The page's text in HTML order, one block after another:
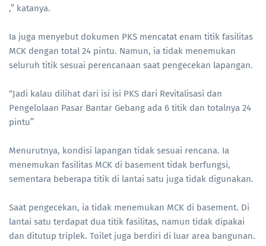
,” katanya.
Ia juga menyebut dokumen PKS mencatat enam titik fasilitas
MCK dengan total 24 pintu. Namun, ia tidak menemukan
seluruh titik sesuai perencanaan saat pengecekan lapangan.
“Jadi kalau dilihat dari isi isi PKS dari Revitalisasi dan
Pengelolaan Pasar Bantar Gebang ada 6 titik dan totalnya 24
pintu”
Menurutnya, kondisi lapangan tidak sesuai rencana. Ia
menemukan fasilitas MCK di basement tidak berfungsi,
sementara beberapa titik di lantai satu juga tidak digunakan.
Saat pengecekan, ia tidak menemukan MCK di basement. Di
lantai satu terdapat dua titik fasilitas, namun tidak dipakai
dan ditutup triplek. Toilet juga berdiri di luar area bangunan.